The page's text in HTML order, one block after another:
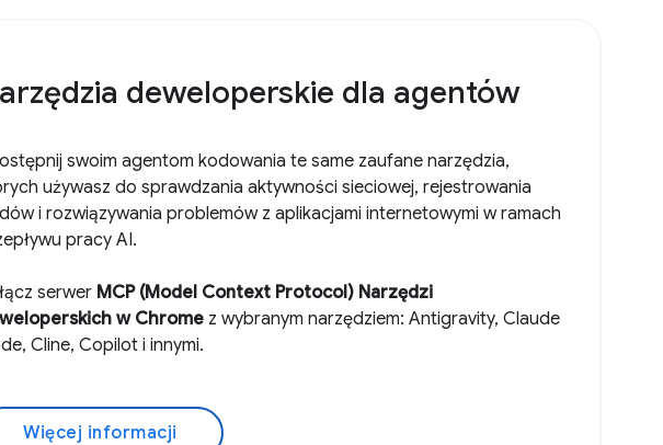
deweloperskie dla agentów
swoim agentom kodowania te same zaufane narzędzia,
używasz do sprawdzania aktywności sieciowej, rejestrowania
i rozwiązywania problemów z aplikacjami internetowymi w ramach
pracy AI.
serwer MCP (Model Context Protocol) Narzędzi
w Chrome z wybranym narzędziem: Antigravity, Claude
Cline, Copilot i innymi.
Więcej informacji